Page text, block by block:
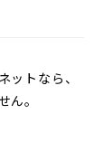
ットなら、
。